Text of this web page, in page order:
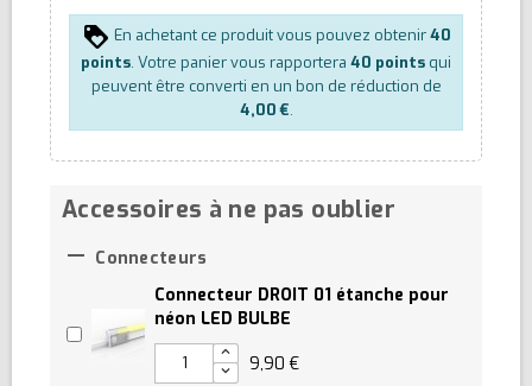
En achetant ce produit vous pouvez obtenir40
points. Votre panier vous rapportera 40 points qui
peuvent être converti en un bon de réduction de
4,00 €.
Accessoires à ne pas oublier
 Connecteurs
Connecteur DROIT 01 étanche pour
néon LED BULBE
9,90 €